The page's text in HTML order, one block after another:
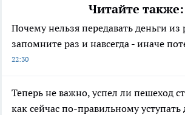
Читайте также:
Почему нельзя передавать деньги из
запомните раз и навсегда - иначе
22:30
Теперь не важно, успел ли пешеход
как сейчас по-правильному уступать